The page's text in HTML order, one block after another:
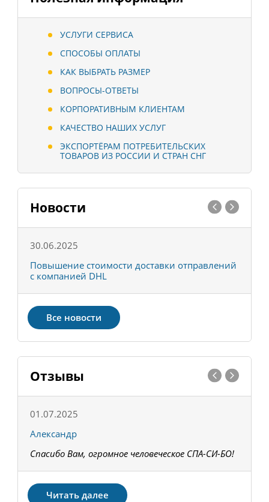
УСЛУГИ СЕРВИСА
СПОСОБЫ ОПЛАТЫ
КАК ВЫБРАТЬ РАЗМЕР
ВОПРОСЫ-ОТВЕТЫ
КОРПОРАТИВНЫМ КЛИЕНТАМ
КАЧЕСТВО НАШИХ УСЛУГ
ЭКСПОРТЁРАМ ПОТРЕБИТЕЛЬСКИХ
ТОВАРОВ ИЗ РОССИИ И СТРАН СНГ
Новости
30.06.2025
Повышение стоимости доставки отправлений
с компанией DHL
Все новости
Отзывы
01.07.2025
Александр
Спасибо Вам, огромное человеческое СПА-СИ-БО!
Читать далее